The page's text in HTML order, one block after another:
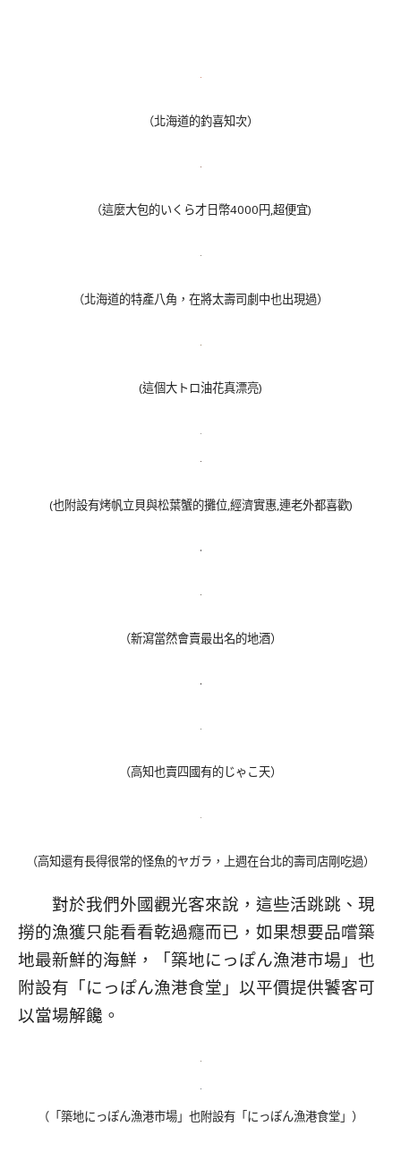
（北海道的釣喜知次）
（這麼大包的いくら才日幣4000円,超便宜)
（北海道的特產八角，在將太壽司劇中也出現過）
(這個大トロ油花真漂亮)
(也附設有烤帆立貝與松葉蟹的攤位,經濟實惠,連老外都喜歡)
（新瀉當然會賣最出名的地酒）
（高知也賣四國有的じゃこ天）
（高知還有長得很常的怪魚的ヤガラ，上週在台北的壽司店剛吃過）
對於我們外國觀光客來說，這些活跳跳、現
撈的漁獲只能看看乾過癮而已，如果想要品嚐築
地最新鮮的海鮮，「築地にっぽん漁港市場」也
附設有「にっぽん漁港食堂」以平價提供饕客可
以當場解饞。
（「築地にっぽん漁港市場」也附設有「にっぽん漁港食堂」）